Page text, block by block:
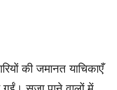
की जमानत याचिकाएँ